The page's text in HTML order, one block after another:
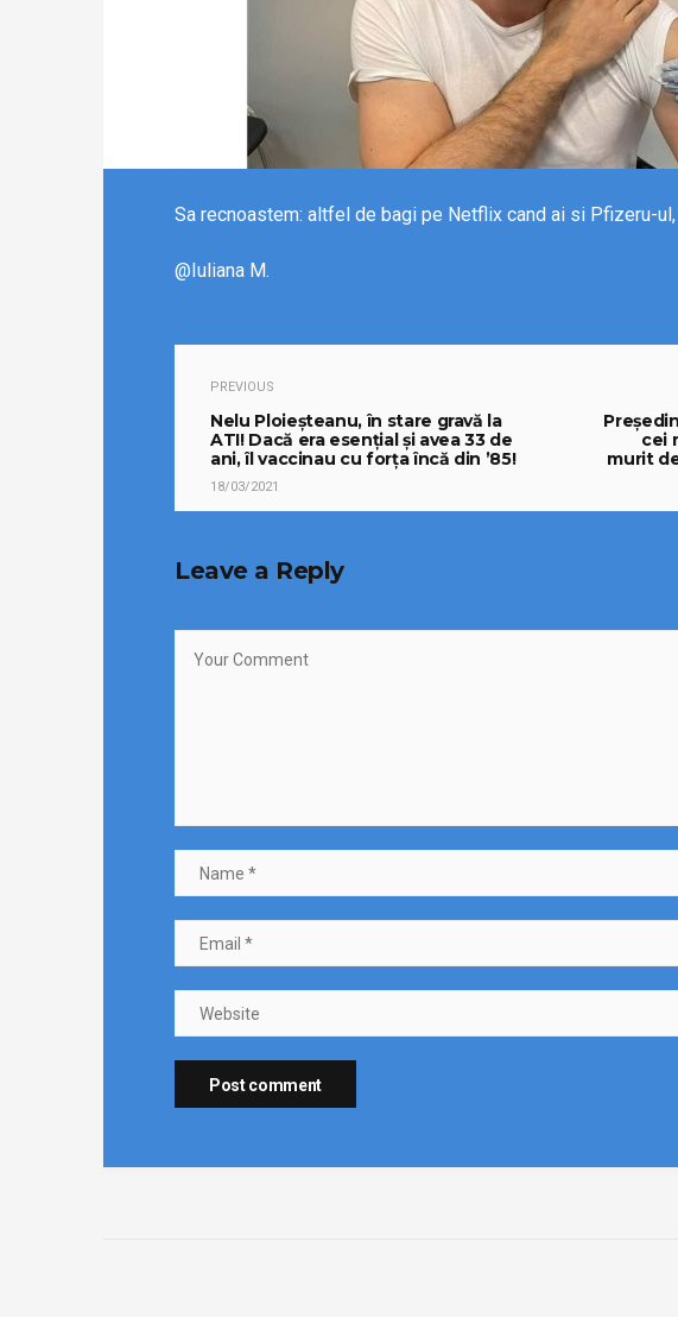
Sa recnoastem: altfel de bagi pe Netflix cand ai si Pfizeru-
@Iuliana M.
PREVIOUS
Nelu Ploieșteanu, în stare gravă la
ATI! Dacă era esențial și avea 33 de
ani, îl vaccinau cu forța încă din ’85!
18/03/2021
cei
murit
Leave a Reply